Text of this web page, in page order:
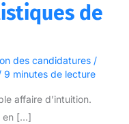
de
des candidatures/
9 minutes de lecture
affaire d’intuition.
en […]